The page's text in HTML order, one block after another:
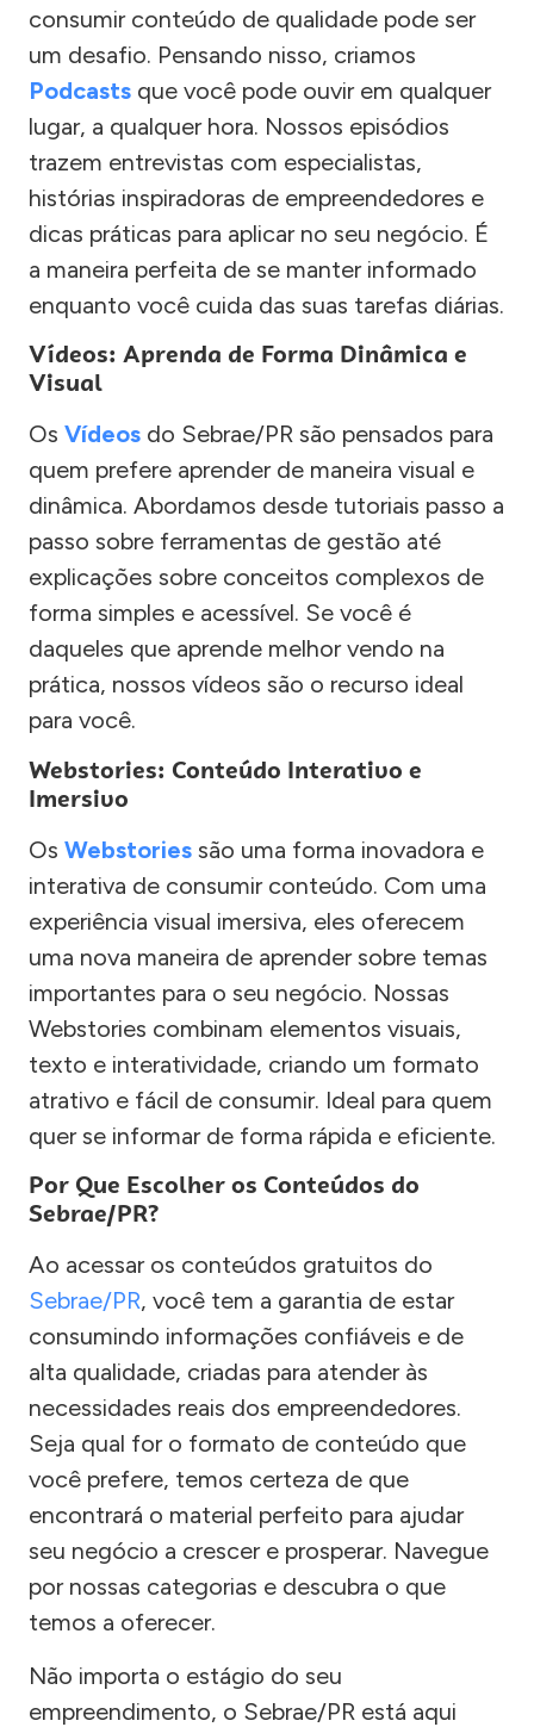
consumir conteúdo de qualidade pode ser
um desafio. Pensando nisso, criamos
Podcasts que você pode ouvir em qualquer
lugar, a qualquer hora. Nossos episódios
trazem entrevistas com especialistas,
histórias inspiradoras de empreendedores e
dicas práticas para aplicar no seu negócio. É
a maneira perfeita de se manter informado
enquanto você cuida das suas tarefas diárias.
Vídeos: Aprenda de Forma Dinâmica e
Visual
Os Vídeos do Sebrae/PR são pensados para
quem prefere aprender de maneira visual e
dinâmica. Abordamos desde tutoriais passo a
passo sobre ferramentas de gestão até
explicações sobre conceitos complexos de
forma simples e acessível. Se você é
daqueles que aprende melhor vendo na
prática, nossos vídeos são o recurso ideal
para você.
Webstories: Conteúdo Interativo e
Imersivo
Os Webstories são uma forma inovadora e
interativa de consumir conteúdo. Com uma
experiência visual imersiva, eles oferecem
uma nova maneira de aprender sobre temas
importantes para o seu negócio. Nossas
Webstories combinam elementos visuais,
texto e interatividade, criando um formato
atrativo e fácil de consumir. Ideal para quem
quer se informar de forma rápida e eficiente.
Por Que Escolher os Conteúdos do
Sebrae/PR?
Ao acessar os conteúdos gratuitos do
Sebrae/PR, você tem a garantia de estar
consumindo informações confiáveis e de
alta qualidade, criadas para atender às
necessidades reais dos empreendedores.
Seja qual for o formato de conteúdo que
você prefere, temos certeza de que
encontrará o material perfeito para ajudar
seu negócio a crescer e prosperar. Navegue
por nossas categorias e descubra o que
temos a oferecer.
Não importa o estágio do seu
empreendimento, o Sebrae/PR está aqui